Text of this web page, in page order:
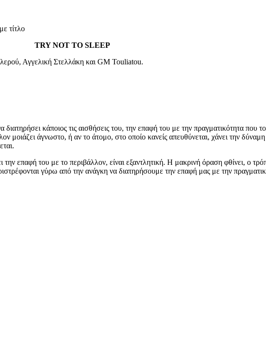
τίτλο
TRY NOT TO SLEEP
Αγγελική Στελλάκη και GM Touliatou.
διατηρήσει κάποιος τις αισθήσεις του, την επαφή του με την πραγματικότητα που
μοιάζει άγνωστο, ή αν το άτομο, στο οποίο κανείς απευθύνεται, χάνει την
επαφή του με το περιβάλλον, είναι εξαντλητική. Η μακρινή όραση φθίνει, ο
γύρω από την ανάγκη να διατηρήσουμε την επαφή μας με την